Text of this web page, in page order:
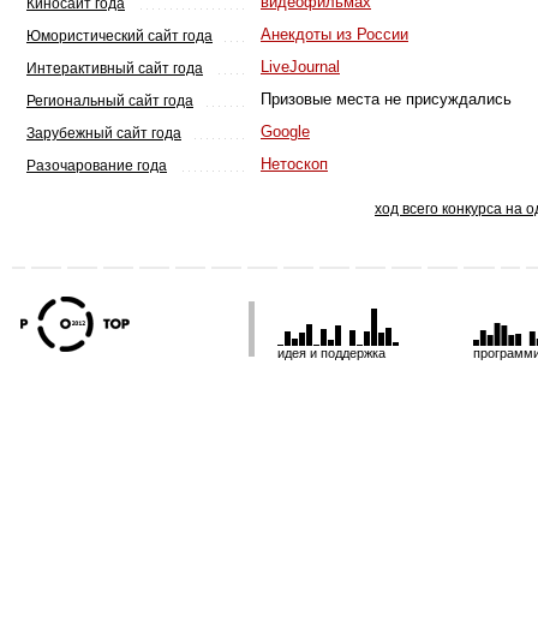
Киносайт года
Юмористический сайт года Анекдоты из России
Интерактивный сайт года LiveJournal
Региональный сайт года Призовые места не присуждались
Зарубежный сайт года Google
Разочарование года Нетоскоп
ход всего конкурса на
идея и поддержка